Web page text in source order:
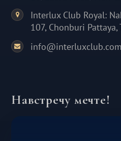
Interlux Club Royal:
107, Chonburi
info@interluxclub.com
Навстречу мечте!